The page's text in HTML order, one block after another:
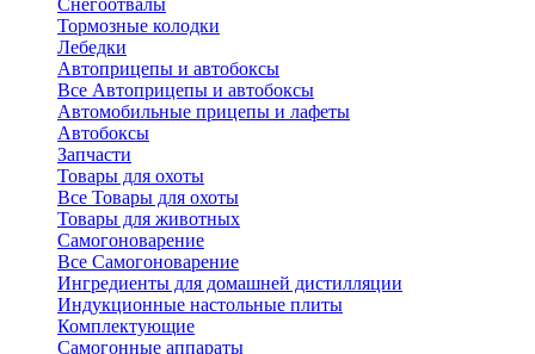
Снегоотвалы
Тормозные колодки
Лебедки
Автоприцепы и автобоксы
Все Автоприцепы и автобоксы
Автомобильные прицепы и лафеты
Автобоксы
Запчасти
Товары для охоты
Все Товары для охоты
Товары для животных
Самогоноварение
Все Самогоноварение
Ингредиенты для домашней дистилляции
Индукционные настольные плиты
Комплектующие
Самогонные аппараты